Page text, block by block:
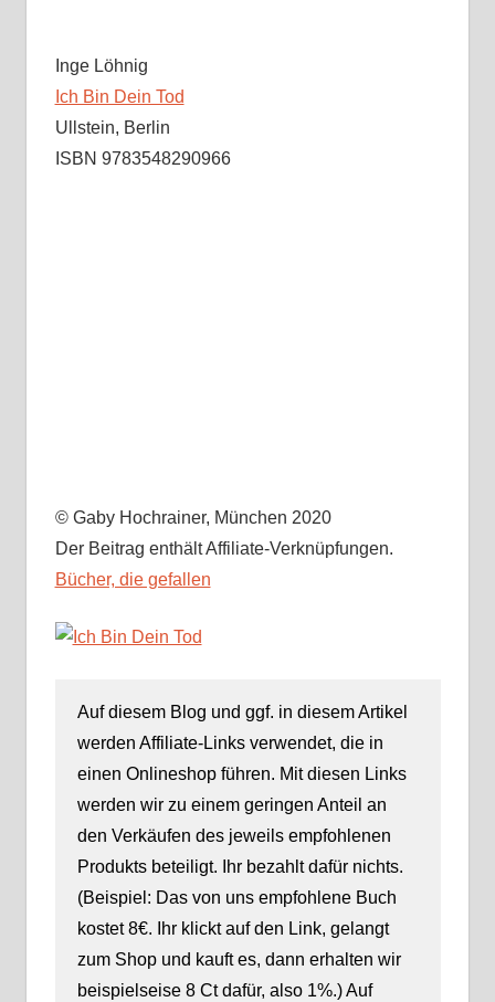
Inge Löhnig
Ich Bin Dein Tod
Ullstein, Berlin
ISBN 9783548290966
© Gaby Hochrainer, München 2020
Der Beitrag enthält Affiliate-Verknüpfungen.
Bücher, die gefallen
Auf diesem Blog und ggf. in diesem Artikel
werden Affiliate-Links verwendet, die in
einen Onlineshop führen. Mit diesen Links
werden wir zu einem geringen Anteil an
den Verkäufen des jeweils empfohlenen
Produkts beteiligt. Ihr bezahlt dafür nichts.
(Beispiel: Das von uns empfohlene Buch
kostet 8€. Ihr klickt auf den Link, gelangt
zum Shop und kauft es, dann erhalten wir
beispielseise 8 Ct dafür, also 1%.) Auf